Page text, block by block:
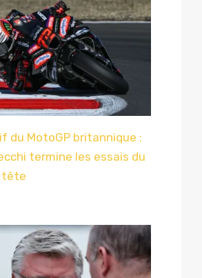
du MotoGP britannique :
termine les essais du
tête